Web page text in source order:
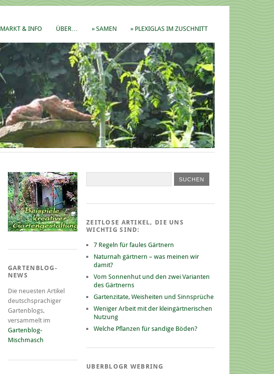
MARKT & INFO ÜBER… » SAMEN » PLEXIGLAS IM ZUSCHNITT
GARTENBLOG-
NEWS
Die neuesten Artikel
deutschsprachiger
Gartenblogs,
versammelt im
Gartenblog-
Mischmasch
ZEITLOSE ARTIKEL, DIE UNS
WICHTIG SIND:
7 Regeln für faules Gärtnern
Naturnah gärtnern – was meinen wir
damit?
Vom Sonnenhut und den zwei Varianten
des Gärtnerns
Gartenzitate, Weisheiten und Sinnsprüche
Weniger Arbeit mit der kleingärtnerischen
Nutzung
Welche Pflanzen für sandige Böden?
UBERBLOGR WEBRING